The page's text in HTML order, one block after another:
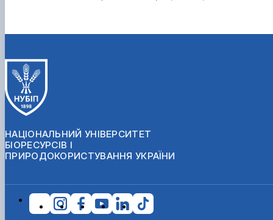
НАЦІОНАЛЬНИЙ УНІВЕРСИТЕТ
БІОРЕСУРСІВ І
ПРИРОДОКОРИСТУВАННЯ УКРАЇНИ